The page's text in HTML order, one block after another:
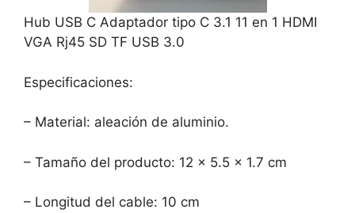
Hub USB C Adaptador tipo C 3.1 11 en 1 HDMI
VGA Rj45 SD TF USB 3.0
Especificaciones:
– Material: aleación de aluminio.
– Tamaño del producto: 12 x 5.5 x 1.7 cm
– Longitud del cable: 10 cm